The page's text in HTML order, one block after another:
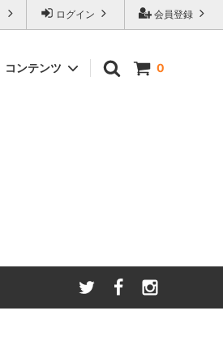
会員登録
ログイン
0
コンテンツ